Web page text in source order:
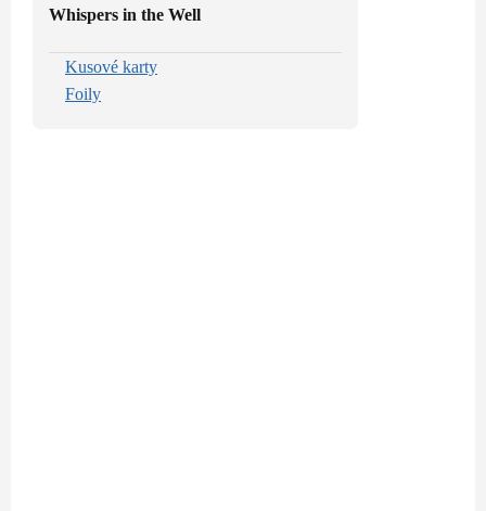
Whispers in the Well
Kusové karty
Foily